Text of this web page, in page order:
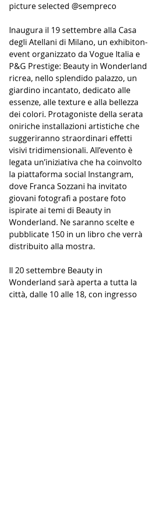
picture selected @sempreco
Inaugura il 19 settembre alla Casa
degli Atellani di Milano, un exhibiton-
event organizzato da Vogue Italia e
P&G Prestige: Beauty in Wonderland
ricrea, nello splendido palazzo, un
giardino incantato, dedicato alle
essenze, alle texture e alla bellezza
dei colori. Protagoniste della serata
oniriche installazioni artistiche che
suggeriranno straordinari effetti
visivi tridimensionali. All’evento è
legata un’iniziativa che ha coinvolto
la piattaforma social Instangram,
dove Franca Sozzani ha invitato
giovani fotografi a postare foto
ispirate ai temi di Beauty in
Wonderland. Ne saranno scelte e
pubblicate 150 in un libro che verrà
distribuito alla mostra.
Il 20 settembre Beauty in
Wonderland sarà aperta a tutta la
città, dalle 10 alle 18, con ingresso